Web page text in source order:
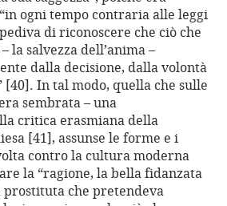
ogni tempo contraria alle leggi
di riconoscere che ciò che
la salvezza dell’anima –
dalla decisione, dalla volontà
[40]. In tal modo, quella che sulle
sembrata – una
critica erasmiana della
[41], assunse le forme e i
contro la cultura moderna
la “ragione, la bella fidanzata
prostituta che pretendeva